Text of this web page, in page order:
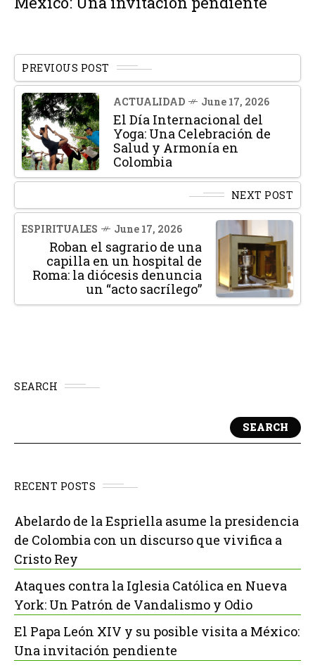
PREVIOUS POST
ACTUALIDAD June 17, 2026
El Día Internacional del
Yoga: Una Celebración de
Salud y Armonía en
Colombia
NEXT POST
ESPIRITUALES June 17, 2026
Roban el sagrario de una
capilla en un hospital de
Roma: la diócesis denuncia
un “acto sacrílego”
SEARCH
SEARCH
RECENT POSTS
Abelardo de la Espriella asume la presidencia
de Colombia con un discurso que vivifica a
Cristo Rey
Ataques contra la Iglesia Católica en Nueva
York: Un Patrón de Vandalismo y Odio
El Papa León XIV y su posible visita a México:
Una invitación pendiente